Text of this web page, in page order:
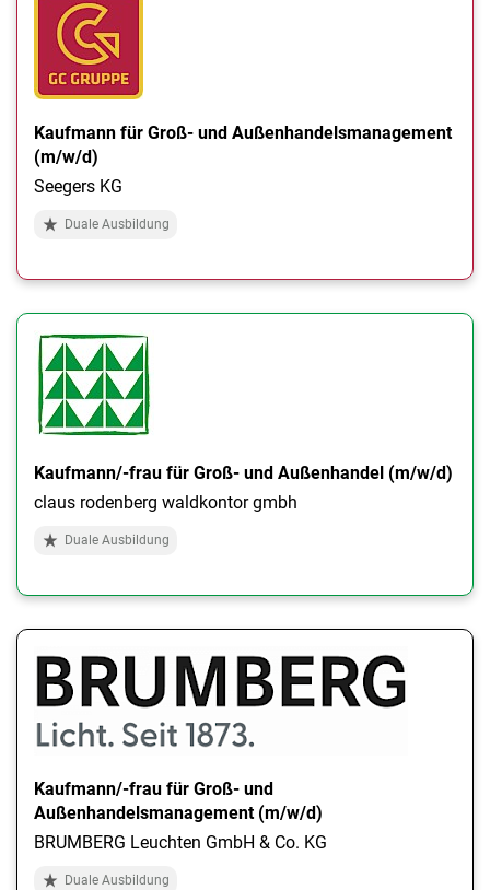
Kaufmann für Groß- und Außenhandelsmanagement
(m/w/d)
Seegers KG
Duale Ausbildung
Kaufmann/-frau für Groß- und Außenhandel (m/w/d)
claus rodenberg waldkontor gmbh
Duale Ausbildung
Kaufmann/-frau für Groß- und
Außenhandelsmanagement (m/w/d)
BRUMBERG Leuchten GmbH & Co. KG
Duale Ausbildung